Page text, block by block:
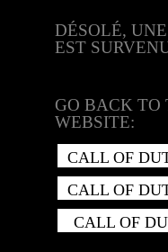
DÉSOLÉ,
EST
GO BACK TO
WEBSITE:
CALL OF
CALL OF
CALL OF